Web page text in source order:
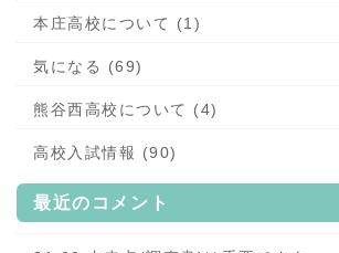
本庄高校について (1)
気になる (69)
熊谷西高校について (4)
高校入試情報 (90)
最近のコメント